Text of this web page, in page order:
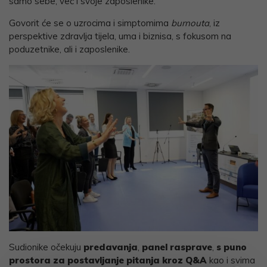
Govorit će se o uzrocima i simptomima burnouta, iz
perspektive zdravlja tijela, uma i biznisa, s fokusom na
poduzetnike, ali i zaposlenike.
Sudionike očekuju predavanja, panel rasprave, s puno
prostora za postavljanje pitanja kroz Q&A kao i svima